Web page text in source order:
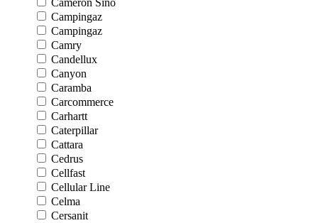
Cameron Sino
Campingaz
Campingaz
Camry
Candellux
Canyon
Caramba
Carcommerce
Carhartt
Caterpillar
Cattara
Cedrus
Cellfast
Cellular Line
Celma
Cersanit